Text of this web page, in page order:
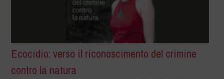
Ecocidio: verso il riconoscimento del crimine
contro la natura